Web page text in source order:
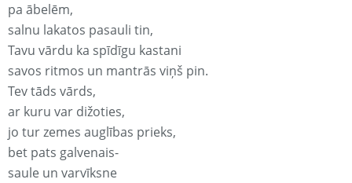
pa ābelēm,
salnu lakatos pasauli tin,
Tavu vārdu ka spīdīgu kastani
savos ritmos un mantrās viņš pin.
Tev tāds vārds,
ar kuru var dižoties,
jo tur zemes auglības prieks,
bet pats galvenais-
saule un varvīksne